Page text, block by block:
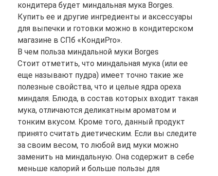
кондитера будет миндальная мука Borges.
Купить ее и другие ингредиенты и аксессуары
для выпечки и готовки можно в кондитерском
магазине в СПб «КондиPro».
В чем польза миндальной муки Borges
Стоит отметить, что миндальная мука (или ее
еще называют пудра) имеет точно такие же
полезные свойства, что и целые ядра ореха
миндаля. Блюда, в состав которых входит такая
мука, отличаются деликатным ароматом и
тонким вкусом. Кроме того, данный продукт
принято считать диетическим. Если вы следите
за своим весом, то любой вид муки можно
заменить на миндальную. Она содержит в себе
меньше калорий и больше пользы для